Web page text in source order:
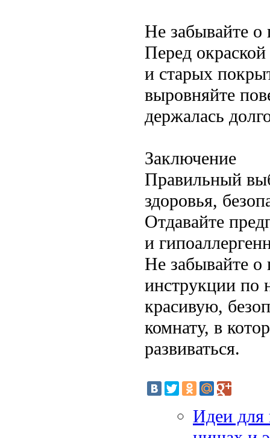
Не забывайте о
Перед
и старых
выровняйте
держалась
Заключение
Правильный
здоровья,
Отдавайте
и
Не забывайте о
инструкции по
красивую,
комнату, в
развиваться.
Идеи для